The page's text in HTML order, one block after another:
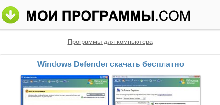
Программы для компьютера
Windows Defender скачать бесплатно